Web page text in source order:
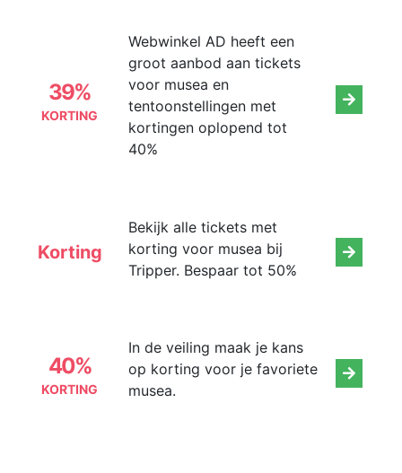
39%
KORTING
Webwinkel AD heeft een
groot aanbod aan tickets
voor musea en
tentoonstellingen met
kortingen oplopend tot
40%
Korting
Bekijk alle tickets met
korting voor musea bij
Tripper. Bespaar tot 50%
40%
KORTING
In de veiling maak je kans
op korting voor je favoriete
musea.